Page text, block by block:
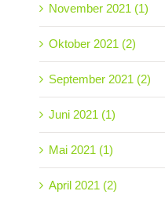
November 2021 (1)
Oktober 2021 (2)
September 2021 (2)
Juni 2021 (1)
Mai 2021 (1)
April 2021 (2)